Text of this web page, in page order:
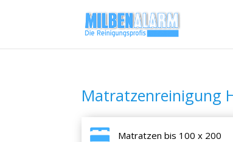
Matratzenreinigung
Matratzen bis 100 x 200